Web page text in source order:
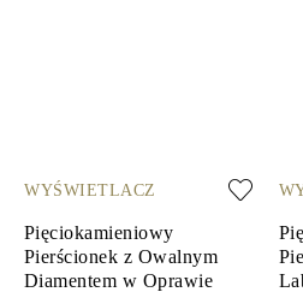
WYŚWIETLACZ
Pięciokamieniowy
Pierścionek z Owalnym
Diamentem w Oprawie